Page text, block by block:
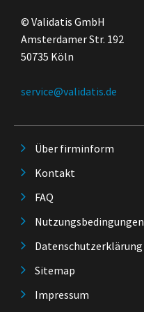
© Validatis GmbH
Amsterdamer Str. 192
50735 Köln
service@validatis.de
Über firminform
Kontakt
FAQ
Nutzungsbedingungen
Datenschutzerklärung
Sitemap
Impressum